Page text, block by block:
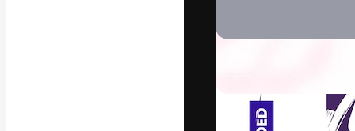
Copyright © 2010-